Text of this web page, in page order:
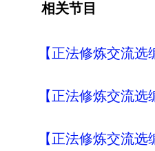
相关节目
【正法修炼交流
【正法修炼交流
【正法修炼交流